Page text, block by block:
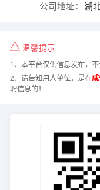
公司地址： 湖
温馨提示
1、本平台仅供信息发布，
2、请告知用人单位，是在咸
聘信息的！